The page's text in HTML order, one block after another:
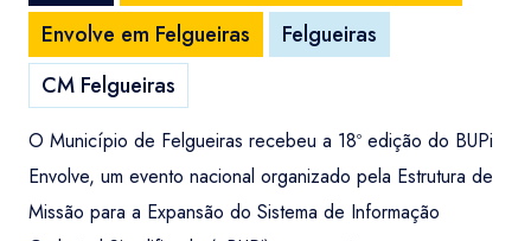
Envolve em Felgueiras
Felgueiras
CM Felgueiras
O Município de Felgueiras recebeu a 18º edição do BUPi
Envolve, um evento nacional organizado pela Estrutura de
Missão para a Expansão do Sistema de Informação